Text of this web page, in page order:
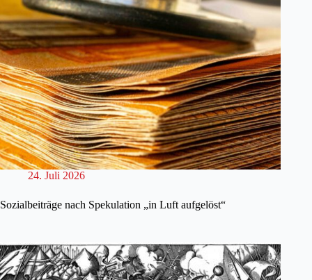
24. Juli 2026
Sozialbeiträge nach Spekulation „in Luft aufgelöst“